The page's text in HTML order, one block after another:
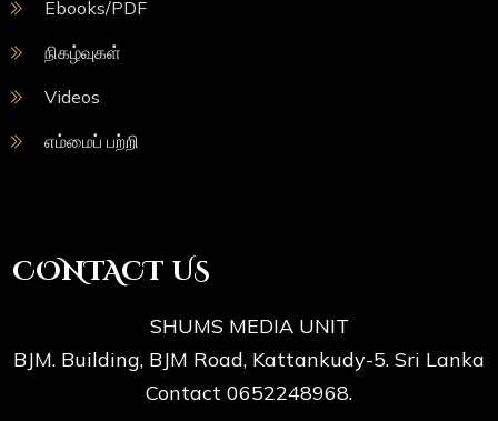
Ebooks/PDF
நிகழ்வுகள்
Videos
எம்மைப் பற்றி
CONTACT US
SHUMS MEDIA UNIT
BJM. Building, BJM Road, Kattankudy-5. Sri Lanka
Contact 0652248968.